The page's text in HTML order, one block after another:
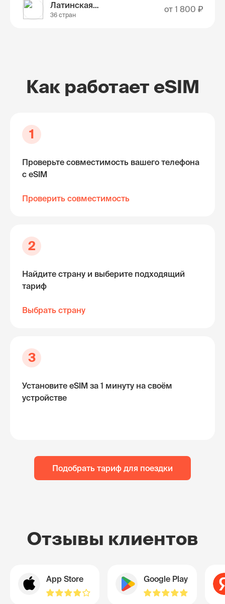
Латинская Америка
36 стран
от 1 800 ₽
Как работает eSIM
1
Проверьте совместимость вашего телефона
с eSIM
Проверить совместимость
2
Найдите страну и выберите подходящий
тариф
Выбрать страну
3
Установите eSIM за 1 минуту на своём
устройстве
Подобрать тариф для поездки
Отзывы клиентов
App Store Google Play